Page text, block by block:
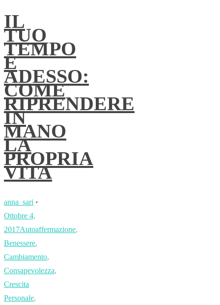
IL
TUO
TEMPO
È
ADESSO:
COME
RIPRENDERE
IN
MANO
LA
PROPRIA
VITA
anna_sari •
Ottobre 4,
2017Autoaffermazione,
Benessere,
Cambiamento,
Consapevolezza,
Crescita
Personale,